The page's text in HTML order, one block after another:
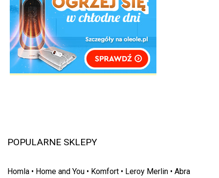
POPULARNE SKLEPY
Homla • Home and You • Komfort • Leroy Merlin • Abra